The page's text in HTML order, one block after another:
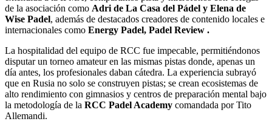
de la asociación como Adri de La Casa del Pádel y Elena de
Wise Padel, además de destacados creadores de contenido locales e
internacionales como Energy Padel, Padel Review .
La hospitalidad del equipo de RCC fue impecable, permitiéndonos
disputar un torneo amateur en las mismas pistas donde, apenas un
día antes, los profesionales daban cátedra. La experiencia subrayó
que en Rusia no solo se construyen pistas; se crean ecosistemas de
alto rendimiento con gimnasios y centros de preparación mental bajo
la metodología de la RCC Padel Academy comandada por Tito
Allemandi.